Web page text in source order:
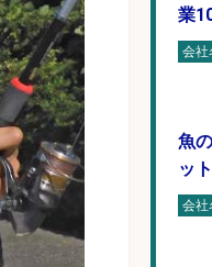
業
会社
魚
ッ
会社